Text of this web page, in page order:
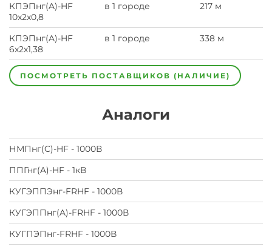
КПЭПнг(A)-HF
10х2х0,8
в 1 городе 217 м
КПЭПнг(A)-HF
6х2х1,38
в 1 городе 338 м
ПОСМОТРЕТЬ ПОСТАВЩИКОВ (НАЛИЧИЕ)
Аналоги
НМПнг(C)-HF - 1000В
ППГнг(A)-HF - 1кВ
КУГЭППЭнг-FRHF - 1000В
КУГЭППнг(A)-FRHF - 1000В
КУГПЭПнг-FRHF - 1000В